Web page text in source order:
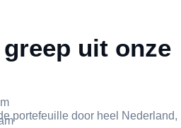
uit onze
portefeuille door heel Nederland,